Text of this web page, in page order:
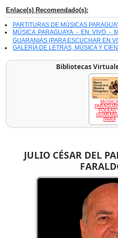
JULIO CÉSAR DEL
Enlace(s) Recomendado(s):
PARTITURAS DE MÚSICAS
MÚSICA PARAGUAYA - EN VIVO -
GUARANIAS (PARA ESCUCHAR EN
GALERÍA DE LETRAS, MÚSICA Y
Bibliotecas
MÚSICA
POLKAS
(PARA